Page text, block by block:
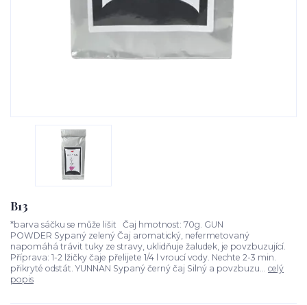
B13
*barva sáčku se může lišit Čaj hmotnost: 70g. GUN
POWDER Sypaný zelený Čaj aromatický, nefermetovaný
napomáhá trávit tuky ze stravy, uklidňuje žaludek, je povzbuzující.
Příprava: 1-2 lžičky čaje přelijete 1/4 l vroucí vody. Nechte 2-3 min.
přikryté odstát. YUNNAN Sypaný černý čaj Silný a povzbuzu... celý
popis